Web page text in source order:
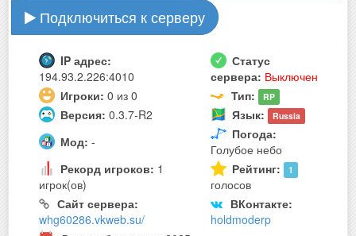
Подключиться к серверу
IP адрес:
194.93.2.226:4010
Статус
сервера: Выключен
Игроки: 0 из 0 Тип: RP
Версия: 0.3.7-R2 Язык: Russia
Мод: -
Погода:
Голубое небо
Рекорд игроков: 1
игрок(ов)
Рейтинг: 1
голосов
Сайт сервера:
whg60286.vkweb.su/
ВКонтакте:
holdmoderp